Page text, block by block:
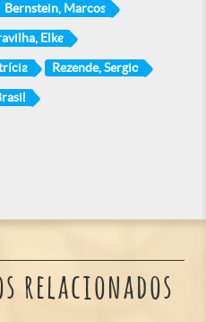
Bernstein, Marcos
Elke
Rezende, Sergio
relacionados